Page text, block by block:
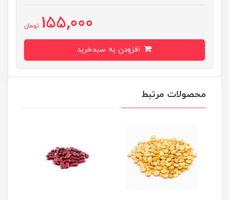
155,000 تومان
محصولات مرتبط